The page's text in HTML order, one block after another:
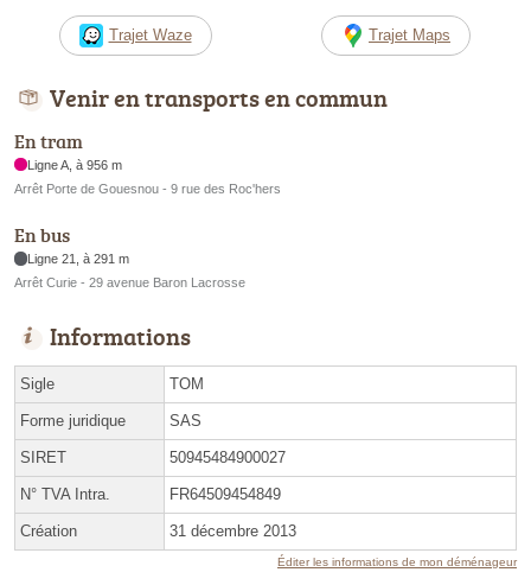
Trajet Waze Trajet Maps
Venir en transports en commun
En tram
Ligne A, à 956 m
Arrêt Porte de Gouesnou - 9 rue des Roc'hers
En bus
Ligne 21, à 291 m
Arrêt Curie - 29 avenue Baron Lacrosse
Informations
Sigle TOM
Forme juridique SAS
SIRET 50945484900027
N° TVA Intra. FR64509454849
Création 31 décembre 2013
Éditer les informations de mon déménageur